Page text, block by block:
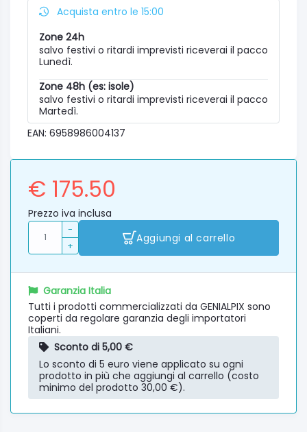
Acquista entro le 15:00
Zone 24h
salvo festivi o ritardi imprevisti riceverai il pacco
Lunedì.
Zone 48h (es: isole)
salvo festivi o ritardi imprevisti riceverai il pacco
Martedì.
EAN: 6958986004137
€ 175.50
Prezzo iva inclusa
-
+
Aggiungi al carrello
Garanzia Italia
Tutti i prodotti commercializzati da GENIALPIX sono
coperti da regolare garanzia degli importatori
Italiani.
Sconto di 5,00 €
Lo sconto di 5 euro viene applicato su ogni
prodotto in più che aggiungi al carrello (costo
minimo del prodotto 30,00 €).